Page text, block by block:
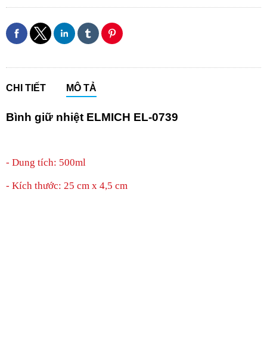
CHI TIẾT MÔ TẢ
Bình giữ nhiệt ELMICH EL-0739
- Dung tích: 500ml
- Kích thước: 25 cm x 4,5 cm